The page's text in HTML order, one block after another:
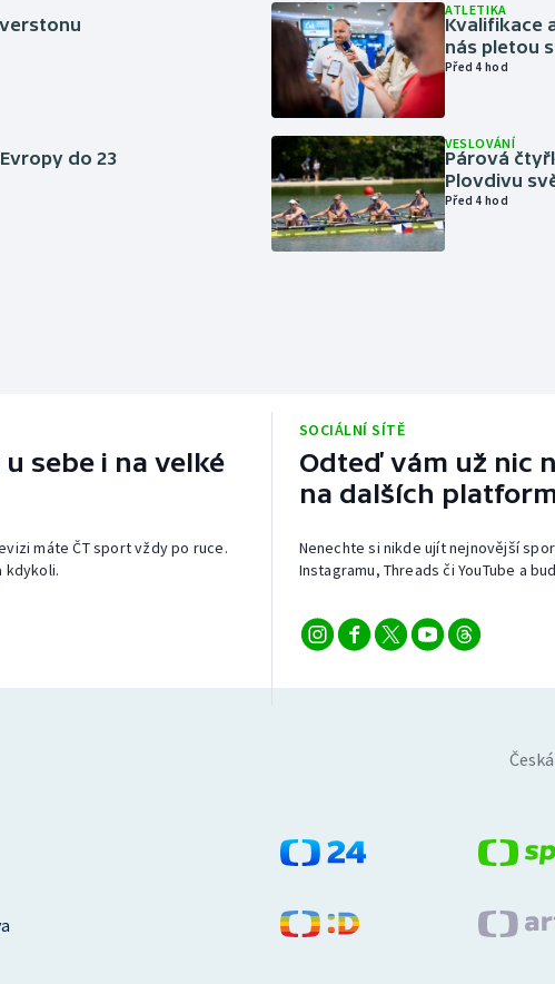
do 23
ATLETIKA
Kvalifikace
nás pletou
Před 4 hod
VESLOVÁNÍ
Párová
Plovdivu
Před 4 hod
sebe i na velké
máte ČT sport vždy po ruce.
kdykoli.
SOCIÁLNÍ SÍTĚ
Odteď vám už nic
na dalších
Nenechte si nikde ujít nejnovější
Instagramu, Threads či YouTube a